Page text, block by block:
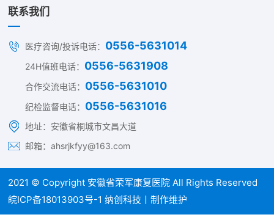
联系我们
医疗咨询/投诉电话： 0556-5631014
24H值班电话： 0556-5631908
合作交流电话： 0556-5631010
纪检监督电话： 0556-5631016
地址：安徽省桐城市文昌大道
邮箱：ahsrjkfyy@163.com
2021 © Copyright 安徽省荣军康复医院 All Rights Reserved
皖ICP备18013903号-1 纳创科技丨制作维护